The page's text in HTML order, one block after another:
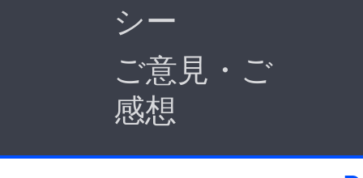
シー
ご意見・ご
感想